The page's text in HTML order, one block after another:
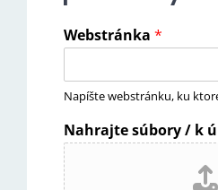
Webstránka *
Napíšte webstránku, ku
Nahrajte súbory / k